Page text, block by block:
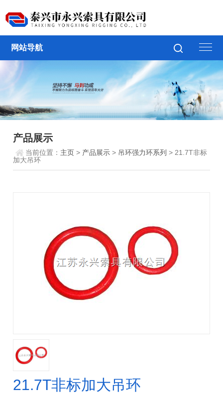
网站导航
产品展示
当前位置： 主页 > 产品展示 > 吊环强力环系列 > 21.7T非标
加大吊环
21.7T非标加大吊环